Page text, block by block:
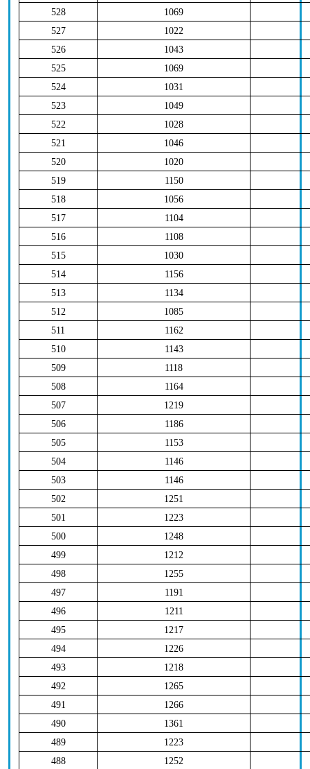
528
1069
527
1022
526
1043
525
1069
524
1031
523
1049
522
1028
521
1046
520
1020
519
1150
518
1056
517
1104
516
1108
515
1030
514
1156
513
1134
512
1085
511
1162
510
1143
509
1118
508
1164
507
1219
506
1186
505
1153
504
1146
503
1146
502
1251
501
1223
500
1248
499
1212
498
1255
497
1191
496
1211
495
1217
494
1226
493
1218
492
1265
491
1266
490
1361
489
1223
488
1252